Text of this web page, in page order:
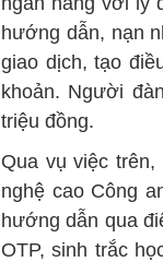
hướng dẫn, nạn
giao dịch, tạo
khoản. Người
triệu đồng.
Qua vụ việc
nghệ cao Công
hướng dẫn qua
OTP, sinh trắc